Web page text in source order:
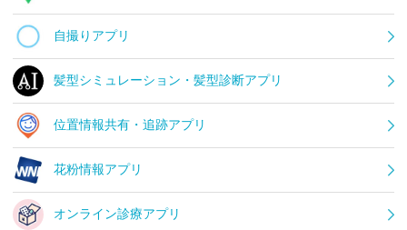
自撮りアプリ
髪型シミュレーション・髪型診断アプリ
位置情報共有・追跡アプリ
花粉情報アプリ
オンライン診療アプリ